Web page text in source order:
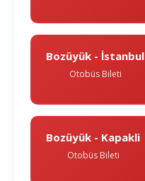
Bozüyük - İstanbul
Otobüs Bileti
Bozüyük - Kapakli
Otobüs Bileti